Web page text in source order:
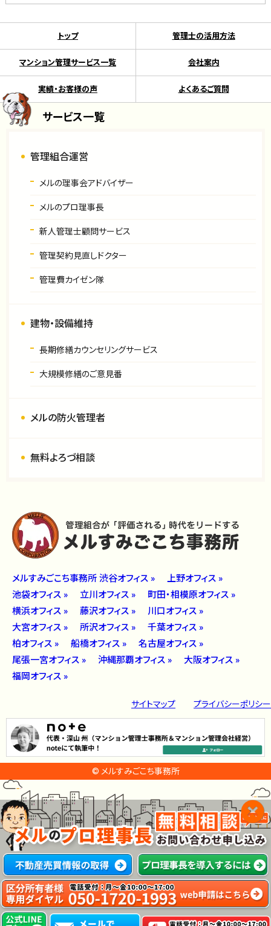
トップ 管理士の活用方法
マンション管理サービス一覧 会社案内
実績・お客様の声 よくあるご質問
サービス一覧
管理組合運営
メルの理事会アドバイザー
メルのプロ理事長
新人管理士顧問サービス
管理契約見直しドクター
管理費カイゼン隊
建物・設備維持
長期修繕カウンセリングサービス
大規模修繕のご意見番
メルの防火管理者
無料よろづ相談
メルすみごこち事務所 渋谷オフィス »
上野オフィス »
池袋オフィス »
立川オフィス »
町田・相模原オフィス »
横浜オフィス »
藤沢オフィス »
川口オフィス »
大宮オフィス »
所沢オフィス »
千葉オフィス »
柏オフィス »
船橋オフィス »
名古屋オフィス »
尾張一宮オフィス »
沖縄那覇オフィス »
大阪オフィス »
福岡オフィス »
サイトマップ プライバシーポリシー
© メルすみごこち事務所